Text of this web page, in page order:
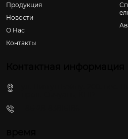
Продукция
Новости
О Hас
Контакты